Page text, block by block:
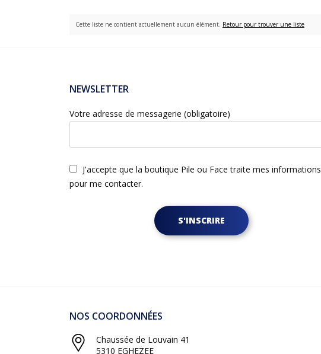
Cette liste ne contient actuellement aucun élément. Retour pour trouver une liste
NEWSLETTER
Votre adresse de messagerie (obligatoire)
J'accepte que la boutique Pile ou Face traite mes informations
pour me contacter.
S'INSCRIRE
NOS COORDONNÉES
Chaussée de Louvain 41
5310 EGHEZEE